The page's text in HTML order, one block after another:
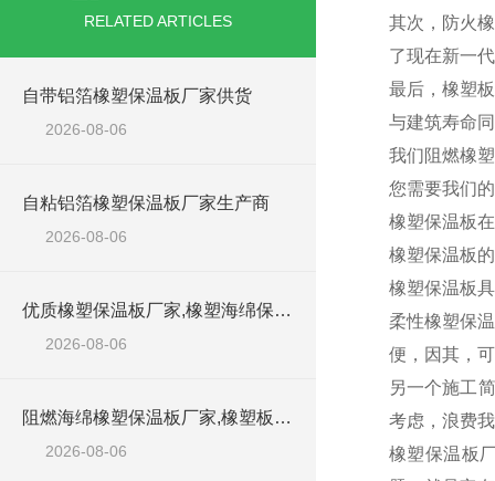
RELATED ARTICLES
自带铝箔橡塑保温板厂家供货
2026-08-06
自粘铝箔橡塑保温板厂家生产商
2026-08-06
优质橡塑保温板厂家,橡塑海绵保温材料供货商
2026-08-06
阻燃海绵橡塑保温板厂家,橡塑板厂家销售点
2026-08-06
其次，防火
了现在新一
最后，橡塑
与建筑寿命
我们阻燃橡
您需要我们
橡塑保温板
橡塑保温板
橡塑保温板
柔性橡塑保
便，因其，
另一个施工
考虑，浪费
橡塑保温板